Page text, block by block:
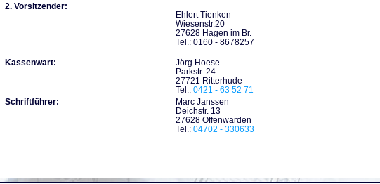
2. Vorsitzender:
Ehlert Tienken
Wiesenstr.20
27628 Hagen im Br.
Tel.: 0160 - 8678257
Kassenwart:
Jörg Hoese
Parkstr. 24
27721 Ritterhude
Tel.: 0421 - 63 52 71
Schriftführer:
Marc Janssen
Deichstr. 13
27628 Offenwarden
Tel.: 04702 - 330633